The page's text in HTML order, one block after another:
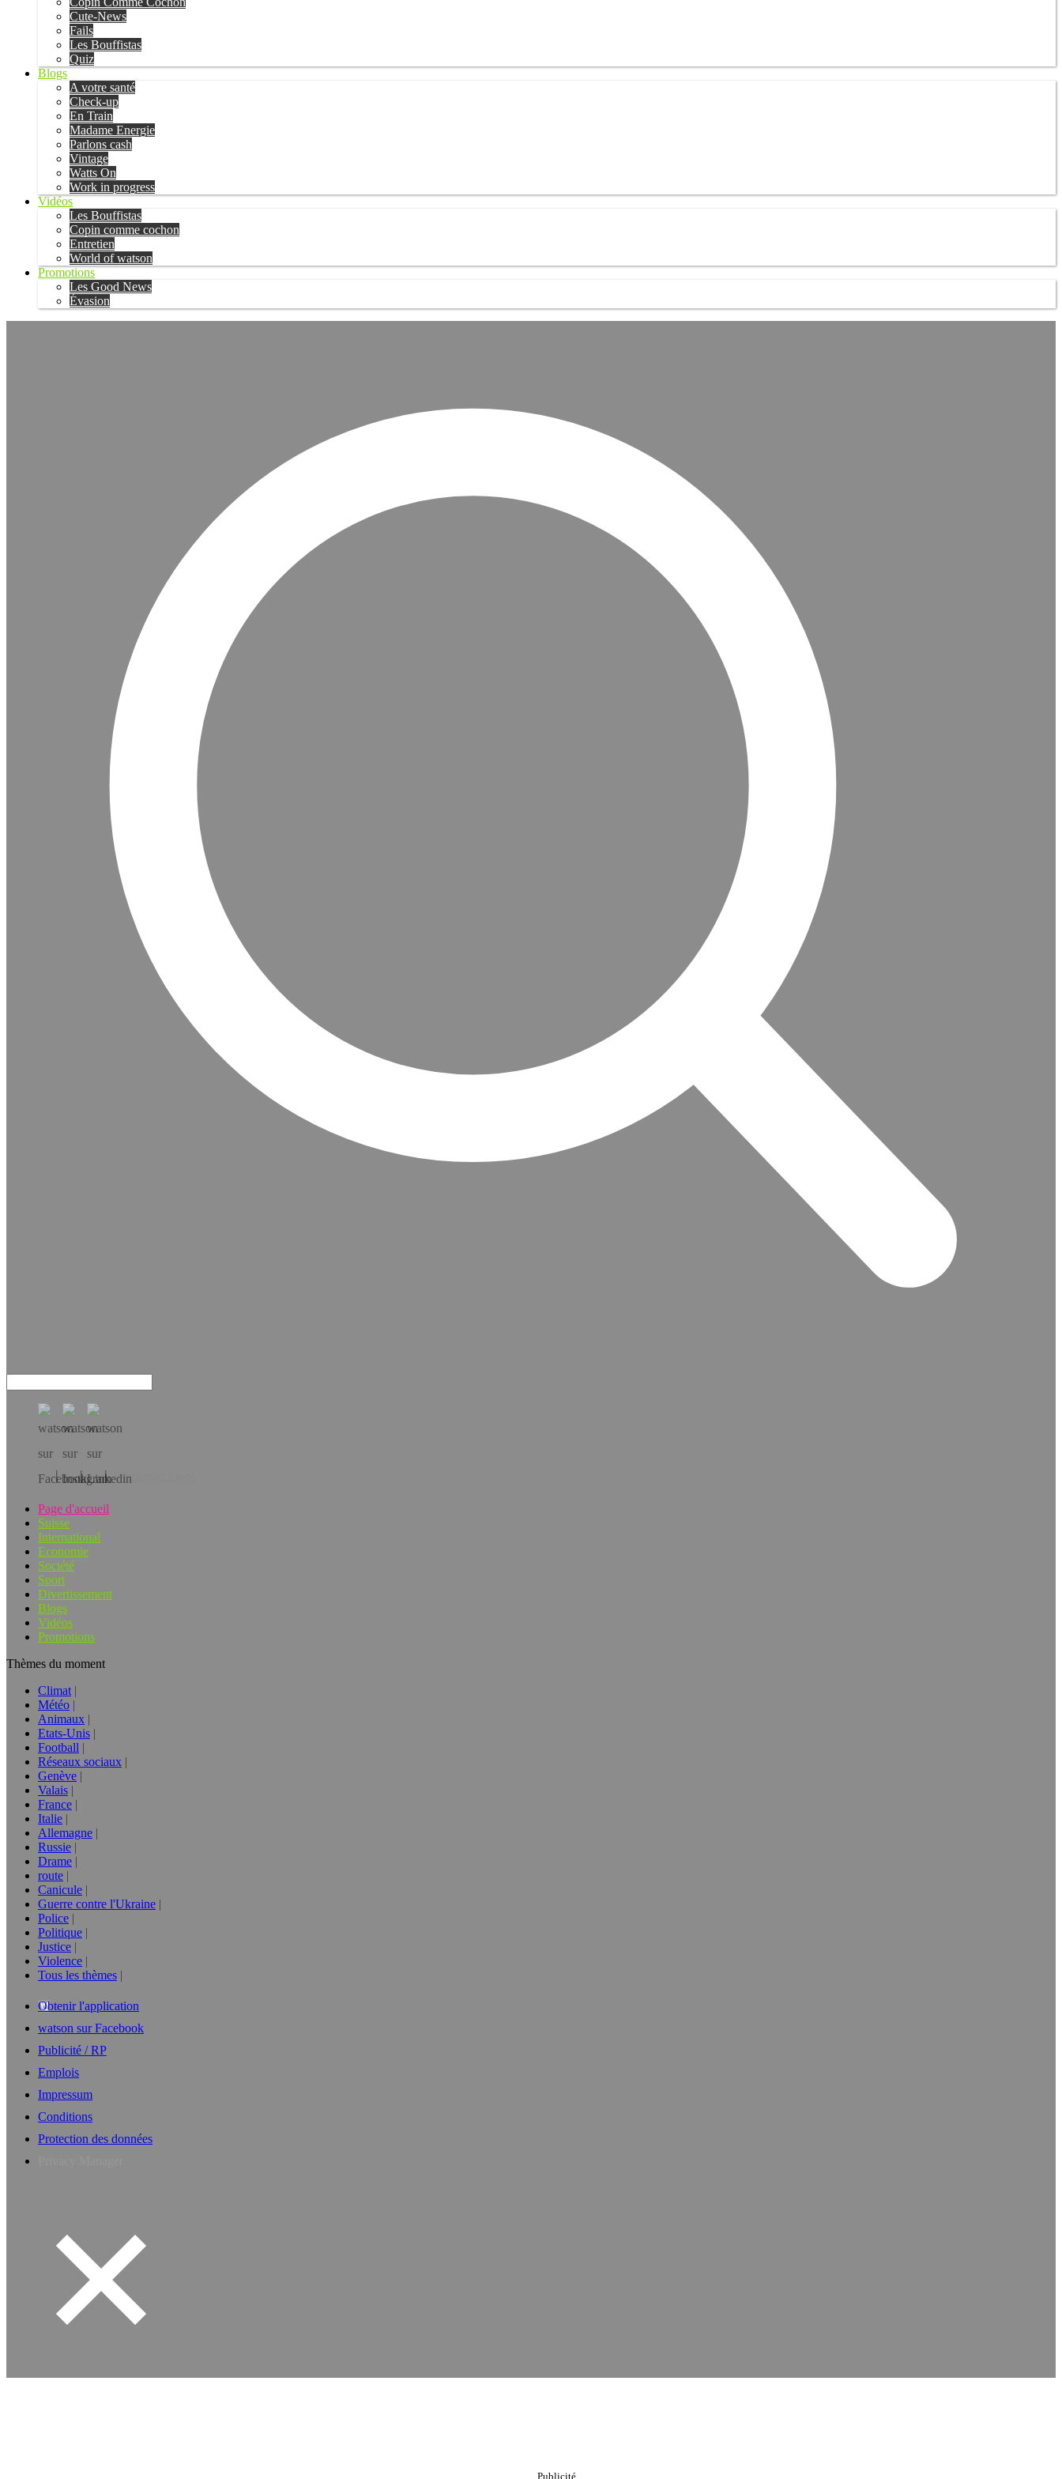
Cute-News
Fails
Les Bouffistas
Quiz
Blogs
A votre santé
Check-up
En Train
Madame Energie
Parlons cash
Vintage
Watts On
Work in progress
Vidéos
Les Bouffistas
Copin comme cochon
Entretien
World of watson
Promotions
Les Good News
Évasion
Téléchargez l’app!
Page d'accueil
Suisse
International
Economie
Société
Sport
Divertissement
Blogs
Vidéos
Promotions
Thèmes du moment
Climat
Météo
Animaux
Etats-Unis
Football
Réseaux sociaux
Genève
Valais
France
Italie
Allemagne
Russie
Drame
route
Canicule
Guerre contre l'Ukraine
Police
Politique
Justice
Violence
Tous les thèmes
Obtenir l'application
watson sur Facebook
Publicité / RP
Emplois
Impressum
Conditions
Protection des données